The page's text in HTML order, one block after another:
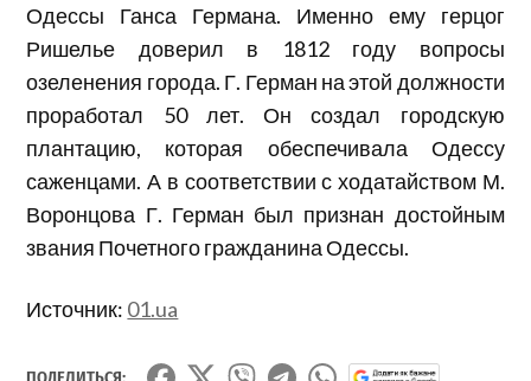
Одессы Ганса Германа. Именно ему герцог
Ришелье доверил в 1812 году вопросы
озеленения города. Г. Герман на этой должности
проработал 50 лет. Он создал городскую
плантацию, которая обеспечивала Одессу
саженцами. А в соответствии с ходатайством М.
Воронцова Г. Герман был признан достойным
звания Почетного гражданина Одессы.
Источник: 01.ua